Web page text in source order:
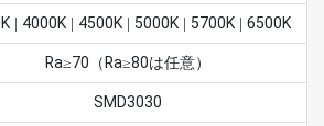
| 4000K | 4500K | 5000K | 5700K | 6500K
Ra≥70（Ra≥80は任意）
SMD3030